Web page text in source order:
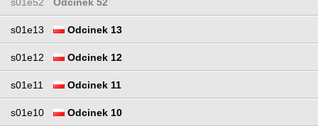
s01e13 Odcinek 13
s01e12 Odcinek 12
s01e11 Odcinek 11
s01e10 Odcinek 10